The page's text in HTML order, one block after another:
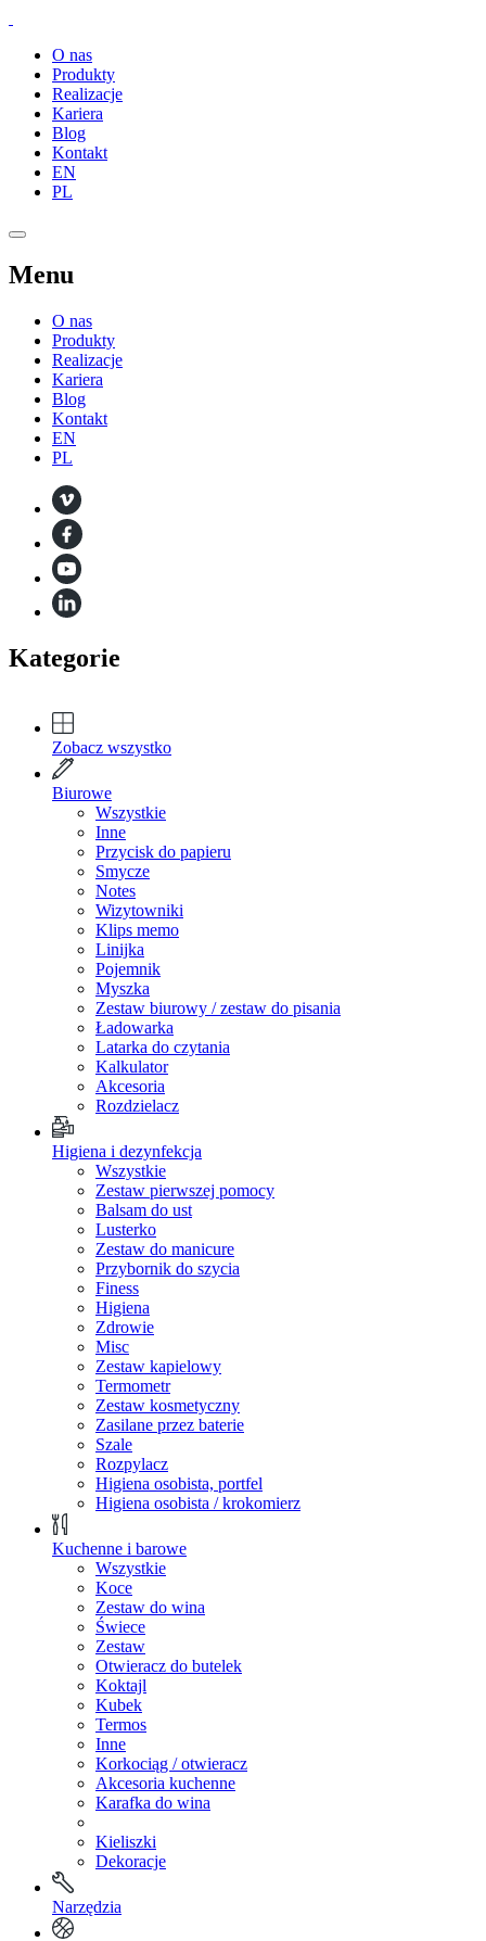
O nas
Produkty
Realizacje
Kariera
Blog
Kontakt
EN
PL
Menu
O nas
Produkty
Realizacje
Kariera
Blog
Kontakt
EN
PL
Kategorie
Zobacz wszystko
Biurowe
Wszystkie
Inne
Przycisk do papieru
Smycze
Notes
Wizytowniki
Klips memo
Linijka
Pojemnik
Myszka
Zestaw biurowy / zestaw do pisania
Ładowarka
Latarka do czytania
Kalkulator
Akcesoria
Rozdzielacz
Higiena i dezynfekcja
Wszystkie
Zestaw pierwszej pomocy
Balsam do ust
Lusterko
Zestaw do manicure
Przybornik do szycia
Finess
Higiena
Zdrowie
Misc
Zestaw kapielowy
Termometr
Zestaw kosmetyczny
Zasilane przez baterie
Szale
Rozpylacz
Higiena osobista, portfel
Higiena osobista / krokomierz
Kuchenne i barowe
Wszystkie
Koce
Zestaw do wina
Świece
Zestaw
Otwieracz do butelek
Koktajl
Kubek
Termos
Inne
Korkociąg / otwieracz
Akcesoria kuchenne
Karafka do wina
Kieliszki
Dekoracje
Narzędzia